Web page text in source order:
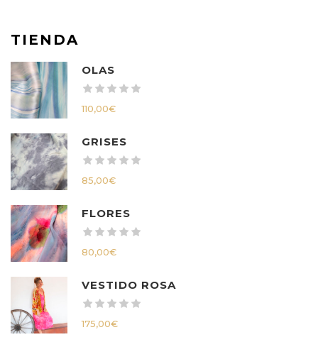
TIENDA
OLAS
110,00€
GRISES
85,00€
FLORES
80,00€
VESTIDO ROSA
175,00€